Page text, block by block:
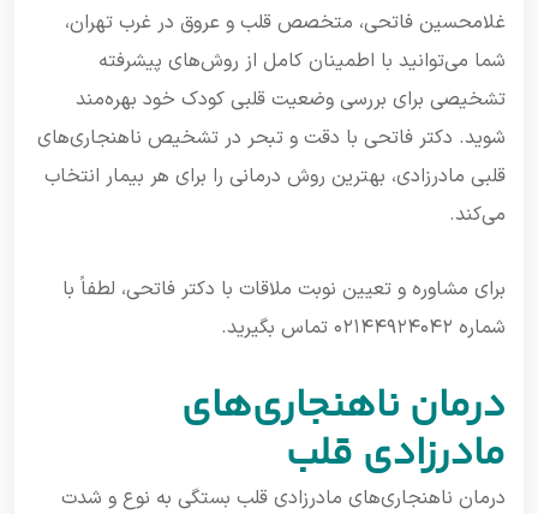
غلامحسین فاتحی، متخصص قلب و عروق در غرب تهران،
شما می‌توانید با اطمینان کامل از روش‌های پیشرفته
تشخیصی برای بررسی وضعیت قلبی کودک خود بهره‌مند
شوید. دکتر فاتحی با دقت و تبحر در تشخیص ناهنجاری‌های
قلبی مادرزادی، بهترین روش درمانی را برای هر بیمار انتخاب
می‌کند.
برای مشاوره و تعیین نوبت ملاقات با دکتر فاتحی، لطفاً با
شماره ۰۲۱۴۴۹۲۴۰۴۲ تماس بگیرید.
درمان ناهنجاری‌های
مادرزادی قلب
درمان ناهنجاری‌های مادرزادی قلب بستگی به نوع و شدت